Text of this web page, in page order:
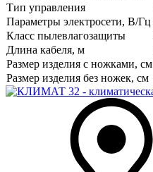
Тип управления
Параметры электросети, В/Гц
Класс пылевлагозащиты
Длина кабеля, м
Размер изделия с ножками, см
Размер изделия без ножек, см